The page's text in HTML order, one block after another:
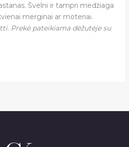
Švelni ir tampri medžiaga
merginai ar moteriai.
Prekė pateikiama dėžutėje su